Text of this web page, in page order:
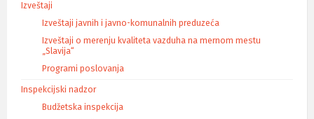
Izveštaji
Izveštaji javnih i javno-komunalnih preduzeća
Izveštaji o merenju kvaliteta vazduha na mernom mestu
„Slavija“
Programi poslovanja
Inspekcijski nadzor
Budžetska inspekcija